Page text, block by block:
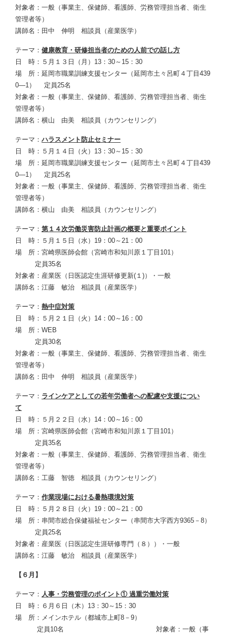
対象者：一般（事業主、保健師、看護師、労務管理担当者、衛生
管理者等）
講師名：田中 伸明 相談員（産業医学）
テーマ： 健康教育・研修担当者のための人前での話し方
日 時：５月１３日（月）13：30～15：30
場 所：延岡市職業訓練支援センター（延岡市土々呂町４丁目439
0—1） 定員25名
対象者：一般（事業主、保健師、看護師、労務管理担当者、衛生
管理者等）
講師名：横山 由美 相談員（カウンセリング）
テーマ： ハラスメント防止セミナー
日 時：５月１４日（火）13：30～15：30
場 所：延岡市職業訓練支援センター（延岡市土々呂町４丁目439
0—1） 定員25名
対象者：一般（事業主、保健師、看護師、労務管理担当者、衛生
管理者等）
講師名：横山 由美 相談員（カウンセリング）
テーマ： 第１４次労働災害防止計画の概要と重要ポイント
日 時：５月１５日（水）19：00～21：00
場 所：宮崎県医師会館（宮崎市和知川原１丁目101）
定員35名
対象者：産業医（日医認定生涯研修更新(１)）・一般
講師名：江藤 敏治 相談員（産業医学）
テーマ： 熱中症対策
日 時：５月２１日（火）14：00～16：00
場 所：WEB
定員30名
対象者：一般（事業主、保健師、看護師、労務管理担当者、衛生
管理者等）
講師名：田中 伸明 相談員（産業医学）
テーマ： ラインケアとしての若年労働者への配慮や支援につい
て
日 時：５月２２日（水）14：00～16：00
場 所：宮崎県医師会館（宮崎市和知川原１丁目101）
定員35名
対象者：一般（事業主、保健師、看護師、労務管理担当者、衛生
管理者等）
講師名：工藤 智徳 相談員（カウンセリング）
テーマ： 作業現場における暑熱環境対策
日 時：５月２８日（火）19：00～21：00
場 所：串間市総合保健福祉センター（串間市大字西方9365－8）
定員25名
対象者：産業医（日医認定生涯研修専門（８））・一般
講師名：江藤 敏治 相談員（産業医学）
【６月】
テーマ： 人事・労務管理のポイント① 過重労働対策
日 時：６月６日（木）13：30～15：30
場 所：メインホテル（都城市上町8－9）
定員10名 対象者：一般（事